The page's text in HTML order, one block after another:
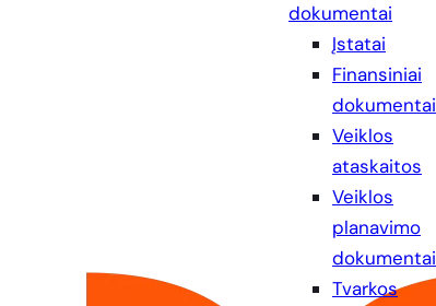
dokumentai
Įstatai
Finansiniai
dokumentai
Veiklos
ataskaitos
Veiklos
planavimo
dokumentai
Tvarkos